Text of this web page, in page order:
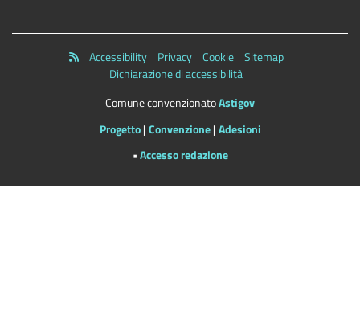
Accessibility Privacy Cookie
Sitemap
Dichiarazione di accessibilità
Comune convenzionatoAstigov
Progetto|Convenzione|Adesioni
•Accesso redazione